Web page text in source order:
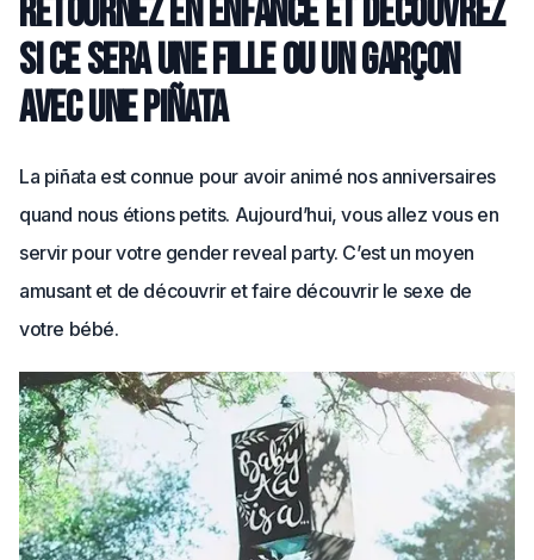
Retournez en enfance et découvrez
si ce sera une fille ou un garçon
avec une Piñata
La piñata est connue pour avoir animé nos anniversaires
quand nous étions petits. Aujourd’hui, vous allez vous en
servir pour votre gender reveal party. C’est un moyen
amusant et de découvrir et faire découvrir le sexe de
votre bébé.